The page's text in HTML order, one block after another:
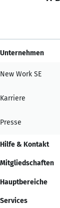
Unternehmen
New Work SE
Karriere
Presse
Hilfe & Kontakt
Mitgliedschaften
Hauptbereiche
Services